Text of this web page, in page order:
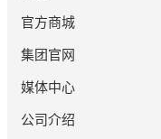
官方商城
集团官网
媒体中心
公司介绍